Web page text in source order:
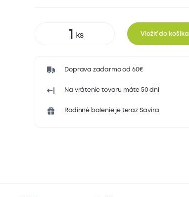
Vložiť do košíka
Doprava zadarmo od 60€
Na vrátenie tovaru máte 50 dní
Rodinné balenie je teraz Savira